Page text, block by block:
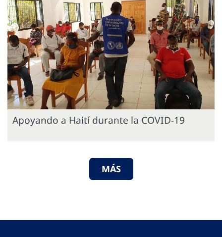
Apoyando a Haití durante la COVID-19
MÁS